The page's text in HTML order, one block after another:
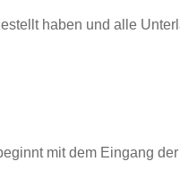
haben und alle
mit dem Eingang